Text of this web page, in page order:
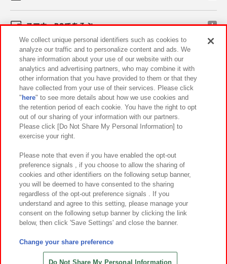
スマホ・PCであそぶ
イベント・キャンペーン
関連会社 サステナビリティ サイトポリシー
プライバシーポリシー ウェブアクセシビリティ方針と検証結果
お取引先さまとともに
カスタマーハラスメント対応方針 よくあるご質問・お問い合わせ
©Bandai Namco Amusement Inc.
©Bandai Namco Amusement Lab Inc.
©HANAYASHIKI Co., Ltd. All Rights Reserved.
We collect unique personal identifiers such as cookies to
analyze our traffic and to personalize content and ads. We
share information about your use of our website with our
analytics and advertising partners, who may combine it with
other information that you have provided to them or that they
have collected from your use of their services. Please click
" here" to see more details about how we use cookies and
the retention period of each cookie. You have the right to opt
out of our sharing of your information with our partners.
Please click [Do Not Share My Personal Information] to
exercise your right.
Please note that even if you have enabled the opt-out
preference signals , if you choose to allow the sharing of
cookies and other identifiers on the following setup banner,
you will be deemed to have consented to the sharing
regardless of the opt-out preference signals . If you
understand and agree to this setting, please manage your
consent on the following setup banner by clicking the link
below, then click 'Save Settings' and close the banner.
Change your share preference
Do Not Share My Personal Information